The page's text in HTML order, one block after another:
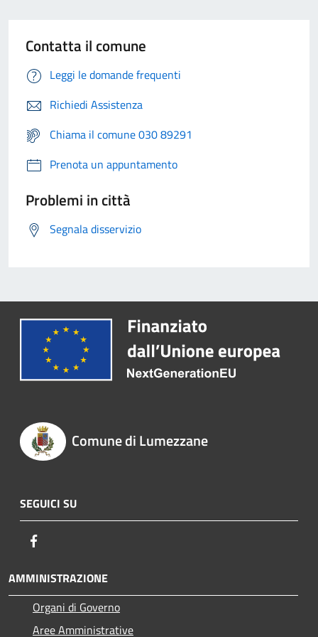
Contatta il comune
Leggi le domande frequenti
Richiedi Assistenza
Chiama il comune 030 89291
Prenota un appuntamento
Problemi in città
Segnala disservizio
Comune di Lumezzane
SEGUICI SU
AMMINISTRAZIONE
Organi di Governo
Aree Amministrative